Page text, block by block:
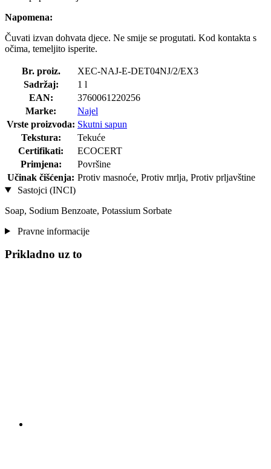
Napomena:
Čuvati izvan dohvata djece. Ne smije se progutati. Kod kontakta s
očima, temeljito isperite.
Br. proiz.
XEC-NAJ-E-DET04NJ/2/EX3
Sadržaj:
1 l
EAN:
3760061220256
Marke:
Najel
Vrste proizvoda: Skutni sapun
Tekstura:
Tekuće
Certifikati:
ECOCERT
Primjena:
Površine
Učinak čišćenja: Protiv masnoće, Protiv mrlja, Protiv prljavštine
Sastojci (INCI)
Soap, Sodium Benzoate, Potassium Sorbate
Pravne informacije
Prikladno uz to